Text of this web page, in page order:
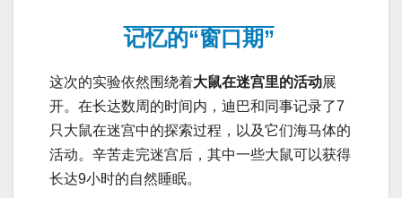
记忆的“窗口期”
这次的实验依然围绕着大鼠在迷宫里的活动展
开。在长达数周的时间内，迪巴和同事记录了7
只大鼠在迷宫中的探索过程，以及它们海马体的
活动。辛苦走完迷宫后，其中一些大鼠可以获得
长达9小时的自然睡眠。